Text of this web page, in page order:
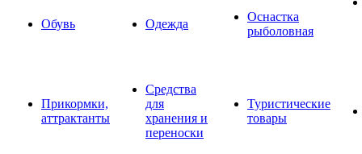
Обувь Одежда
Оснастка
рыболовная
Прикормки,
аттрактанты
Средства
для
хранения и
переноски
Туристические
товары